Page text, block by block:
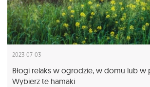
2023-07-03
Błogi relaks w ogrodzie, w domu lub w
Wybierz te hamaki